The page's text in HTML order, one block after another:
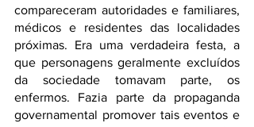
compareceram autoridades e familiares,
médicos e residentes das localidades
próximas. Era uma verdadeira festa, a
que personagens geralmente excluídos
da sociedade tomavam parte, os
enfermos. Fazia parte da propaganda
governamental promover tais eventos e